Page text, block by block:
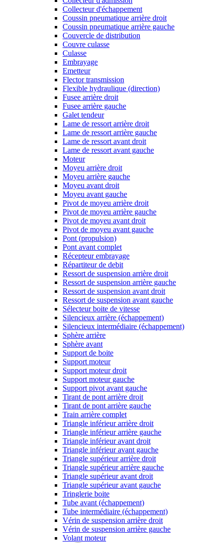
Collecteur d'échappement
Coussin pneumatique arrière droit
Coussin pneumatique arrière gauche
Couvercle de distribution
Couvre culasse
Culasse
Embrayage
Emetteur
Flector transmission
Flexible hydraulique (direction)
Fusee arrière droit
Fusee arrière gauche
Galet tendeur
Lame de ressort arrière droit
Lame de ressort arrière gauche
Lame de ressort avant droit
Lame de ressort avant gauche
Moteur
Moyeu arrière droit
Moyeu arrière gauche
Moyeu avant droit
Moyeu avant gauche
Pivot de moyeu arrière droit
Pivot de moyeu arrière gauche
Pivot de moyeu avant droit
Pivot de moyeu avant gauche
Pont (propulsion)
Pont avant complet
Récepteur embrayage
Répartiteur de debit
Ressort de suspension arrière droit
Ressort de suspension arrière gauche
Ressort de suspension avant droit
Ressort de suspension avant gauche
Sélecteur boite de vitesse
Silencieux arrière (échappement)
Silencieux intermédiaire (échappement)
Sphère arrière
Sphère avant
Support de boite
Support moteur
Support moteur droit
Support moteur gauche
Support pivot avant gauche
Tirant de pont arrière droit
Tirant de pont arrière gauche
Train arrière complet
Triangle inférieur arrière droit
Triangle inférieur arrière gauche
Triangle inférieur avant droit
Triangle inférieur avant gauche
Triangle supérieur arrière droit
Triangle supérieur arrière gauche
Triangle supérieur avant droit
Triangle supérieur avant gauche
Tringlerie boite
Tube avant (échappement)
Tube intermédiaire (échappement)
Vérin de suspension arrière droit
Vérin de suspension arrière gauche
Volant moteur